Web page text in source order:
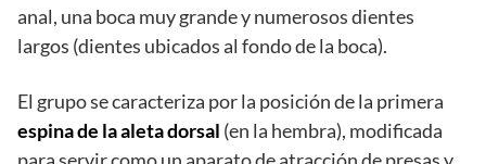
anal, una boca muy grande y numerosos dientes
largos (dientes ubicados al fondo de la boca).
El grupo se caracteriza por la posición de la primera
espina de la aleta dorsal (en la hembra), modificada